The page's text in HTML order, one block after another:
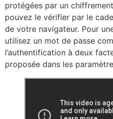
protégées par un
pouvez le vérifier par le
de votre navigateur. Pour
utilisez un mot de passe
l’authentification à deux
proposée dans les